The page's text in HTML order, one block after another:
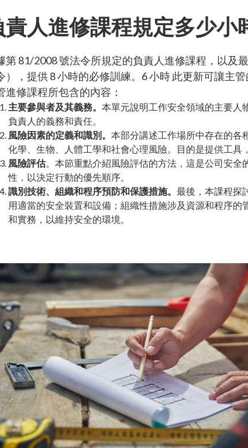
人進修課程規定多少小
第 81/2008 號法令所規定的負責人進修課程，以及
），提供 8 小時的必修訓練。6 小時 此更新可讓主
進修課程所包含的內容：
主要參與者及其義務。 本單元說明工作安全領域的主要人
負責人的義務和責任。
風險因素的定義和識別。 本部分講述工作場所中存在的各
化學、生物、人體工學和社會心理風險。目的是提供工具
風險評估。本節重點介紹風險評估的方法，這是公司安
性，以決定行動的優先順序。
識別技術、組織和程序預防和保護措施。 最後，本課程探
用適當的安全裝置和設備；組織性措施涉及資源和程序
和實務，以維持安全的環境。